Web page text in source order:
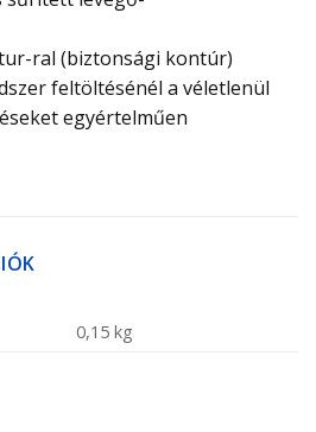
ral (biztonsági kontúr)
feltöltésénél a véletlenül
egyértelműen
0,15 kg